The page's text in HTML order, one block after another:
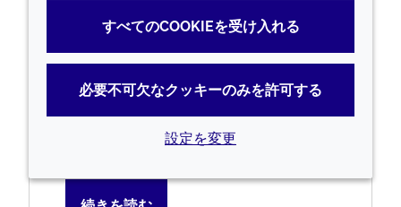
です。しかし、APIは複雑化しているた
性、摂取の際の分解、薬物吸収などの要
因により、製品の有効性が低下すること
複数のカプセルを摂取する必要が生じる
すべてのCOOKIEを受け入れる
必要不可欠なクッキーのみを許可する
設定を変更